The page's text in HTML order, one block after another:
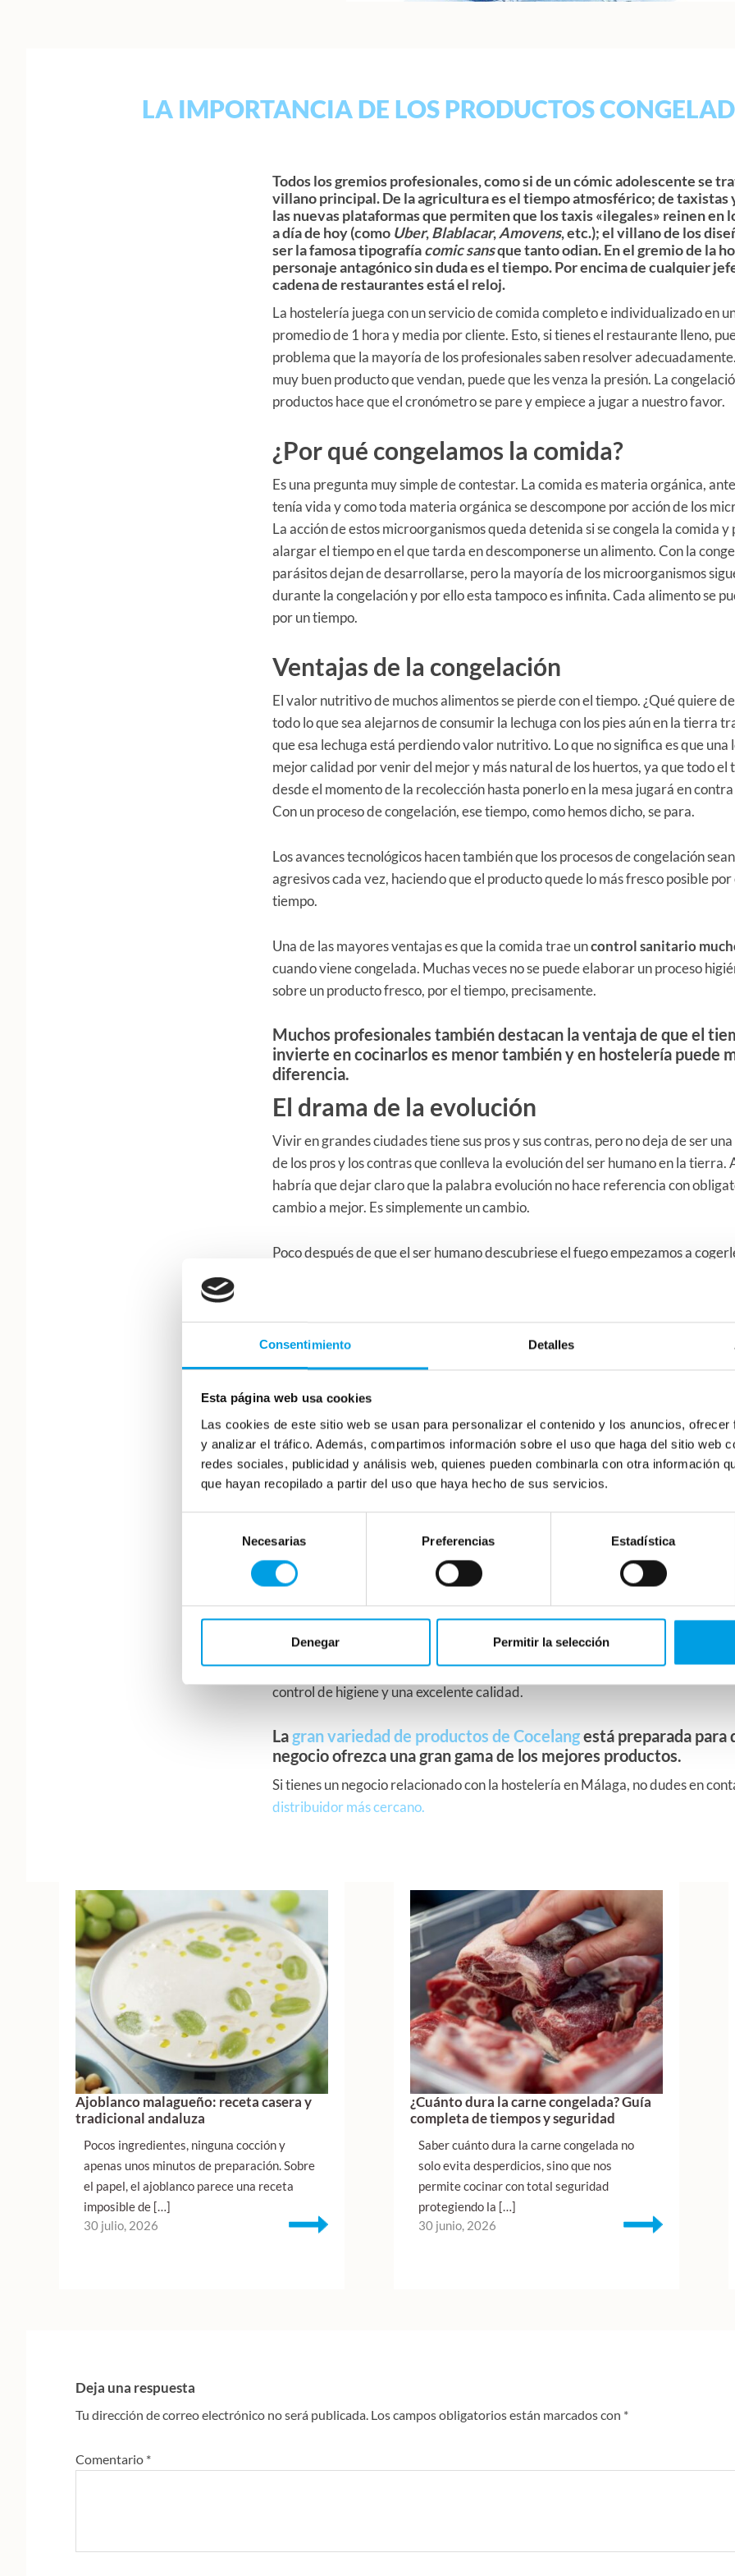
Consentimiento Detalles
Esta página web usa cookies
Las cookies de este sitio web se usan para personalizar el contenido y los anuncios,
y analizar el tráfico. Además, compartimos información sobre el uso que haga del sitio web
redes sociales, publicidad y análisis web, quienes pueden combinarla con otra información
que hayan recopilado a partir del uso que haya hecho de sus servicios.
consentimiento
Necesarias Preferencias Estadística
Denegar Permitir la selección
LA IMPORTANCIA DE LOS PRODUCTOS
Todos los gremios profesionales, como si de un cómic adolescente se
villano principal. De la agricultura es el tiempo atmosférico; de taxistas
las nuevas plataformas que permiten que los taxis «ilegales» reinen en
a día de hoy (como Uber,Blablacar,Amovens, etc.); el villano de los
ser la famosa tipografíacomic sansque tanto odian.En el gremio de la
personaje antagónico sin duda es el tiempo. Por encima de cualquier
cadena de restaurantes está el reloj.
La hostelería juega con un servicio de comida completo e individualizado en
promedio de 1 hora y media por cliente. Esto, si tienes el restaurante lleno,
problema que la mayoría de los profesionales saben resolver
muy buen producto que vendan, puede que les venza la presión. La
productos hace que el cronómetro se pare y empiece a jugar a nuestro favor.
¿Por qué congelamos la comida?
Es una pregunta muy simple de contestar. La comida es materia orgánica,
tenía vida y como toda materia orgánica se descompone por acción de los
La acción de estos microorganismos queda detenida si se congela la comida y
alargar el tiempo en el que tarda en descomponerse un alimento. Con la
parásitos dejan de desarrollarse, pero la mayoría de los microorganismos
durante la congelación y por ello esta tampoco es infinita. Cada alimento se
por un tiempo.
Ventajas de la congelación
El valor nutritivo de muchos alimentos se pierde con el tiempo. ¿Qué quiere
todo lo que sea alejarnos de consumir la lechuga con los pies aún en la tierra
que esa lechuga está perdiendo valor nutritivo. Lo que no significa es que una
mejor calidad por venir del mejor y más natural de los huertos, ya que todo el
desde el momento de la recolección hasta ponerlo en la mesa jugará en
Con un proceso de congelación, ese tiempo, como hemos dicho, se para.
Los avances tecnológicos hacen también que los procesos de congelación
agresivos cada vez, haciendo que el producto quede lo más fresco posible
tiempo.
Una de las mayores ventajas es que la comida trae uncontrol sanitario
cuando viene congelada. Muchas veces no se puede elaborar un proceso
sobre un producto fresco, por el tiempo, precisamente.
Muchos profesionales también destacan la ventaja de que el
invierte en cocinarlos es menor tambiény en hostelería puede
diferencia.
El drama de la evolución
Vivir en grandes ciudades tiene sus pros y sus contras, pero no deja de ser
de los pros y los contras que conlleva la evolución del ser humano en la tierra.
habría que dejar claro que la palabra evolución no hace referencia con
cambio a mejor. Es simplemente un cambio.
Poco después de que el ser humano descubriese el fuego empezamos a
libra de más de una enfermedad el hecho de quemar las bacterias de los
consumimos.
comer hoy, pero también mañana. Este tiempo lo logramos alargar con la
alimentos, y por supuesto, mientras no cacemos ni recolectemos nosotros
de aceptar que el mundo nos ofrece posibilidades muy valiosas para disfrutar
ningún caso nos lo da todo sin pedirnos nada a cambio.
De cualquier manera, sabemos que el público quiere sabor, lo quiere todo. Por
Cocelang tenemos los mejores productos congelados para hostelería. Ofrecer
nada se pierda.
Hay grandes productos congelados procedentes del mar y por supuesto,
es la mejor opción, sin duda. Ya que ofrece mayor margen de maniobra,
control de higiene y una excelente calidad.
Lagran variedad de productos de Cocelangestá preparada para
negocio ofrezca una gran gama de los mejores productos.
Si tienes un negocio relacionado con la hostelería en Málaga, no dudes en
distribuidor más cercano.
Ajoblanco malagueño: receta casera y
tradicional andaluza
Pocos ingredientes, ninguna cocción y
apenas unos minutos de preparación. Sobre
el papel, el ajoblanco parece una receta
imposible de […]
30 julio, 2026
¿Cuánto dura la carne congelada? Guía
completa de tiempos y seguridad
Saber cuánto dura la carne congelada no
solo evita desperdicios, sino que nos
permite cocinar con total seguridad
protegiendo la […]
30 junio, 2026
Deja una respuesta
Tu dirección de correo electrónico no será publicada. Los campos obligatorios están marcados con *
Comentario *